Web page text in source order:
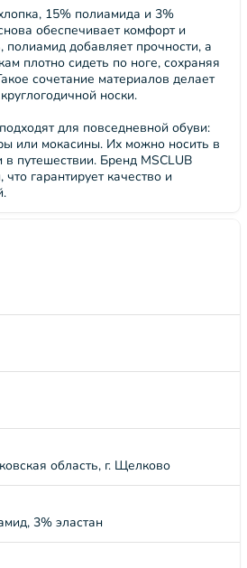
15% полиамида и 3%
обеспечивает комфорт и
полиамид добавляет прочности, а
плотно сидеть по ноге, сохраняя
сочетание материалов делает
носки.
для повседневной обуви:
или мокасины. Их можно носить в
путешествии. Бренд MSCLUB
гарантирует качество и
область, г. Щелково
3% эластан